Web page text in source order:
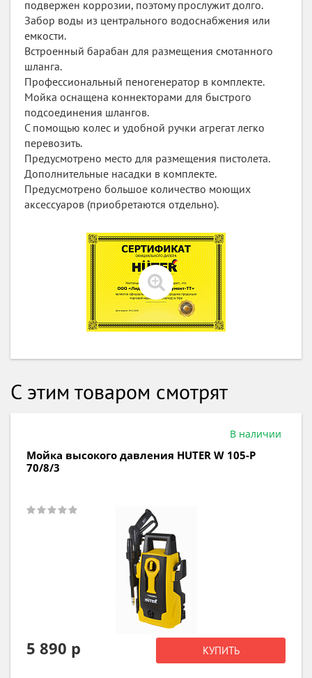
подвержен коррозии, поэтому прослужит долго.
Забор воды из центрального водоснабжения или
емкости.
Встроенный барабан для размещения смотанного
шланга.
Профессиональный пеногенератор в комплекте.
Мойка оснащена коннекторами для быстрого
подсоединения шлангов.
С помощью колес и удобной ручки агрегат легко
перевозить.
Предусмотрено место для размещения пистолета.
Дополнительные насадки в комплекте.
Предусмотрено большое количество моющих
аксессуаров (приобретаются отдельно).
С этим товаром смотрят
Под заказ
Мойка высокого давления KARCHER K 5
Compact 1.630-750
39 420 р КУПИТЬ